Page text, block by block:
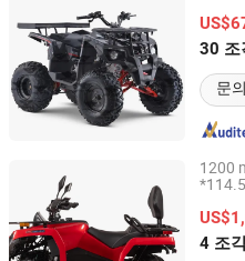
30 조
문
Zhejiang, China
1200
4 조
Taizhou Yoki Carts Co., Ltd.
Jiangsu, China